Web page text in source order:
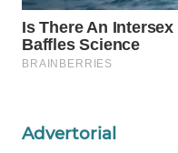
Advertorial
NET
WAHANA
WAHANA
UMKM